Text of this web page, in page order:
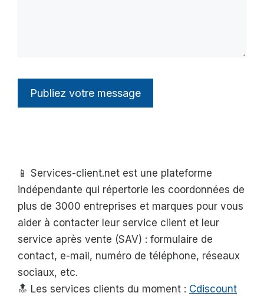
📱 Services-client.net est une plateforme
indépendante qui répertorie les coordonnées de
plus de 3000 entreprises et marques pour vous
aider à contacter leur service client et leur
service après vente (SAV) : formulaire de
contact, e-mail, numéro de téléphone, réseaux
sociaux, etc.
🔝 Les services clients du moment : Cdiscount